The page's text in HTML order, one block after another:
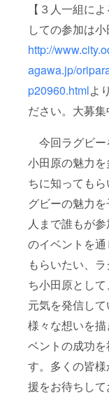
【３人一組に
しての参加は
http://
agawa.jp/
p20960.htmlよ
ださい。大募集
今回ラグビー
小田原の魅力
ちに知っても
グビーの魅力
人まで誰もが
のイベントを
もらいたい、
ち小田原とし
元気を発信して
様々な想いを描
ベントの成功を
す。多くの皆
援をお待ちして